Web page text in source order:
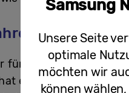
für druckvolle Bässe,
es geschafft, den
Samsung
Unsere Seite
optimale
möchten wir
können